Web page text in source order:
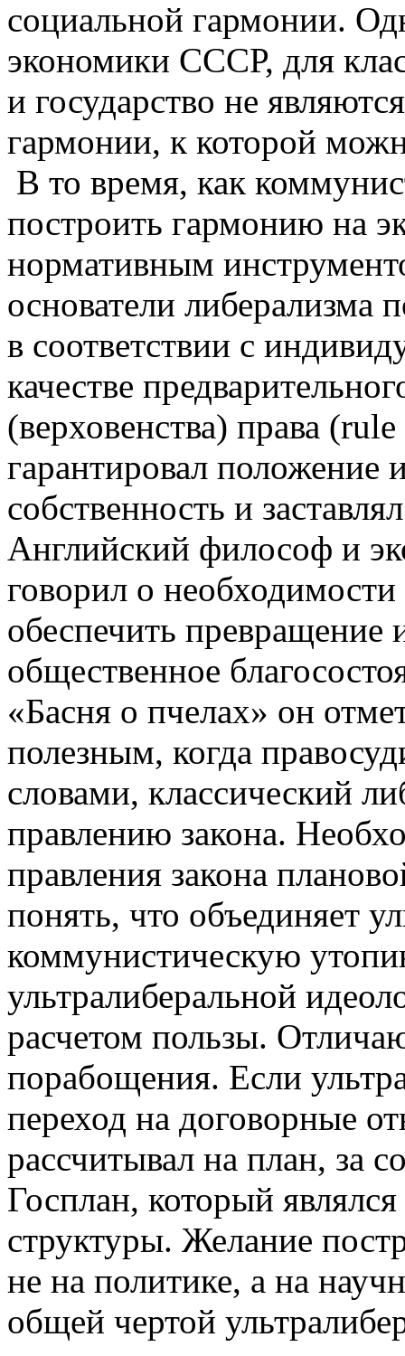
социальной гармонии.
экономики СССР, для
и государство не
гармонии, к которой
В то время, как
построить гармонию на
нормативным
основатели либерализма
в соответствии с
качестве
(верховенства) права
гарантировал
собственность и
Английский философ и
говорил о
обеспечить
общественное
«Басня о пчелах» он
полезным, когда
словами, классический
правлению закона.
правления закона
понять, что объединяет
коммунистическую
ультралиберальной
расчетом пользы.
порабощения. Если
переход на договорные
рассчитывал на план, за
Госплан, который
структуры. Желание
не на политике, а на
общей чертой